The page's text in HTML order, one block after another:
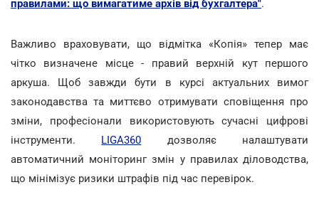
правилами: що вимагатиме архів від бухгалтера".
Важливо враховувати, що відмітка «Копія» тепер має
чітко визначене місце - правий верхній кут першого
аркуша. Щоб завжди бути в курсі актуальних вимог
законодавства та миттєво отримувати сповіщення про
зміни, професіонали використовують сучасні цифрові
інструменти. LIGA360 дозволяє налаштувати
автоматичний моніторинг змін у правилах діловодства,
що мінімізує ризики штрафів під час перевірок.